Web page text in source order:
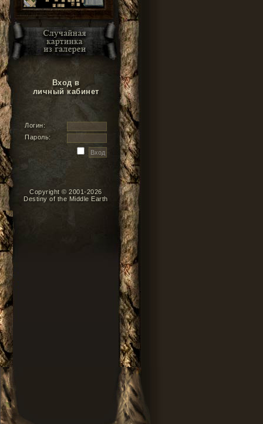
Вход в
личный кабинет
Логин:
Пароль:
Copyright © 2001-2026
Destiny of the Middle Earth